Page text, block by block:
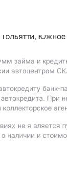
Тольятти,
займа и
автоцентром
банк-
При
не я вляется
и